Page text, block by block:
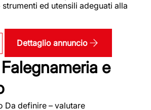
ed utensili adeguati alla
Dettaglio annuncio
e
Da definire – valutare